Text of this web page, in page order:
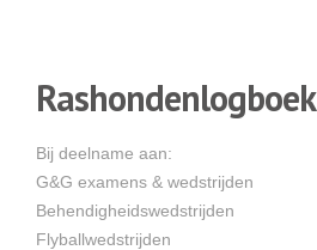
Rashondenlogboek
Bij deelname aan:
G&G examens & wedstrijden
Behendigheidswedstrijden
Flyballwedstrijden